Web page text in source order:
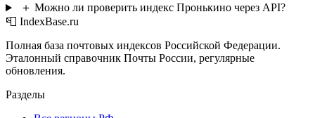
＋ Можно ли проверить индекс Пронькино через API?
📮 IndexBase.ru
Полная база почтовых индексов Российской Федерации.
Эталонный справочник Почты России, регулярные
обновления.
Разделы